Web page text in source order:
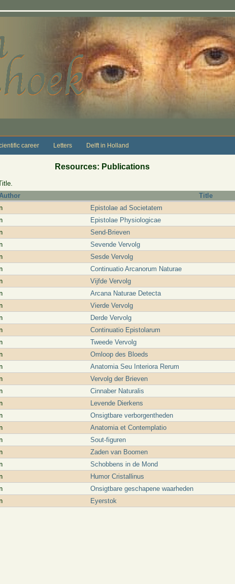
career Letters Delft in Holland
Resources: Publications
Title
Epistolae ad Societatem
Epistolae Physiologicae
Send-Brieven
Sevende Vervolg
Sesde Vervolg
Continuatio Arcanorum Naturae
Vijfde Vervolg
Arcana Naturae Detecta
Vierde Vervolg
Derde Vervolg
Continuatio Epistolarum
Tweede Vervolg
Omloop des Bloeds
Anatomia Seu Interiora Rerum
Vervolg der Brieven
Cinnaber Naturalis
Levende Dierkens
Onsigtbare verborgentheden
Anatomia et Contemplatio
Sout-figuren
Zaden van Boomen
Schobbens in de Mond
Humor Cristallinus
Onsigtbare geschapene waarheden
Eyerstok